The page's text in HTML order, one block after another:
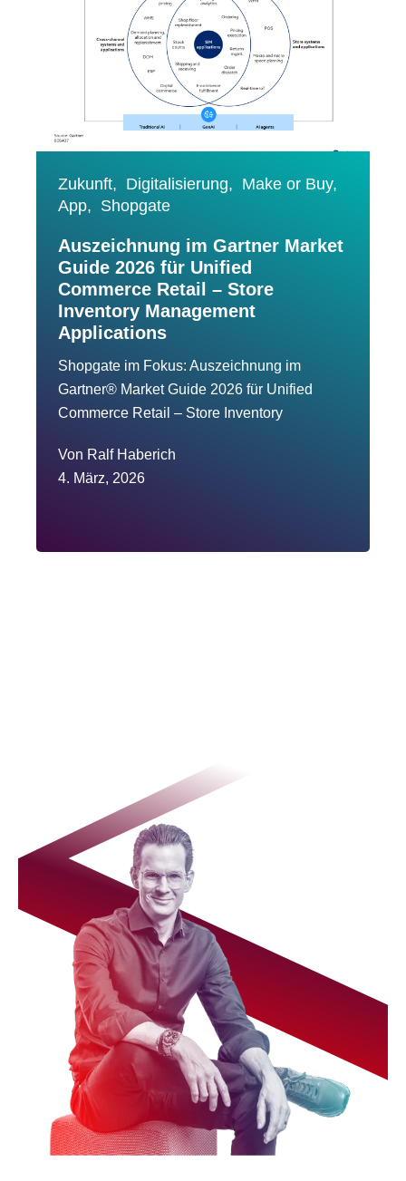
Zukunft, Digitalisierung, Make or Buy,
App, Shopgate
Auszeichnung im Gartner Market
Guide 2026 für Unified
Commerce Retail – Store
Inventory Management
Applications
Shopgate im Fokus: Auszeichnung im
Gartner® Market Guide 2026 für Unified
Commerce Retail – Store Inventory
Von Ralf Haberich
4. März, 2026